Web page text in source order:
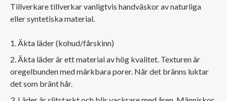
Tillverkare tillverkar vanligtvis handväskor av naturliga
eller syntetiska material.
Äkta läder (kohud/fårskinn)
Äkta läder är ett material av hög kvalitet. Texturen är
oregelbunden med märkbara porer. När det bränns luktar
det som bränt hår.